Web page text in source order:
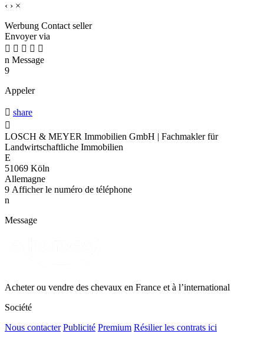
‹ › ×
Werbung Contact seller
Envoyer via
    
n Message
9
Appeler
 share

LOSCH & MEYER Immobilien GmbH | Fachmakler für
Landwirtschaftliche Immobilien
E
51069 Köln
Allemagne
9 Afficher le numéro de téléphone
n
Message
Acheter ou vendre des chevaux en France et à l’international
Société
Nous contacter Publicité Premium Résilier les contrats ici